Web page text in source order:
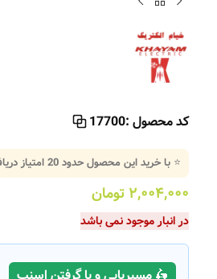
کد محصول :17700
⭐ با خرید این محصول حدود20امتیاز
۲,۰۰۴,۰۰۰ تومان
در انبار موجود نمی باشد